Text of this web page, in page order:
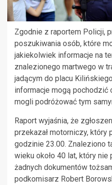
Zgodnie z raportem Policji,
poszukiwania osób, które
jakiekolwiek informacje na
znalezionego martwego w
jadącym do placu
informacje mogą pochodzić
mogli podróżować tym
Raport wyjaśnia, że
przekazał motorniczy, który
godzinie 23.00. Znaleziono
wieku około 40 lat, który nie
żadnych dokumentów
podkomisarz Robert